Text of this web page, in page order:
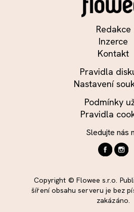
Redakce
Inzerce
Kontakt
Pravidla
Nastavení
Podmínky
Pravidla
Sledujte nás
Copyright © Flowee s.r.o.
šíření obsahu serveru je bez
zakázáno.